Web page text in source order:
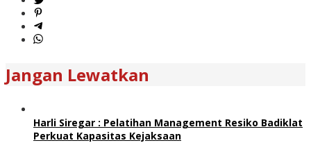
Jangan Lewatkan
Harli Siregar : Pelatihan Management Resiko Badiklat
Perkuat Kapasitas Kejaksaan